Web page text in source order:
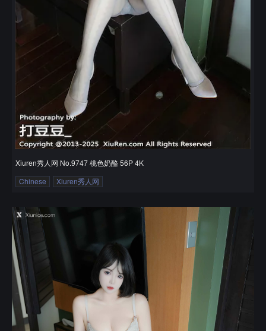
Xiuren秀人网 No.9747 桃色奶酪 56P 4K
Chinese
Xiuren秀人网